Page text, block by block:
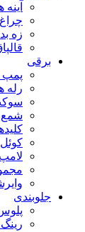
آینه
زه
برقی
پمپ
رله
شمع
کوئل
جلوبندی
رینگ